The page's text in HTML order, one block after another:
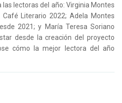
las lectoras del año: Virginia Montes
Literario 2022; Adela Montes
2021; y María Teresa Soriano
desde la creación del proyecto
cómo la mejor lectora del año